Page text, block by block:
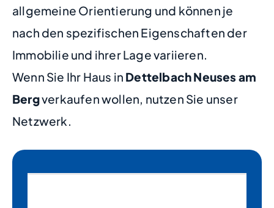
allgemeine Orientierung und können je
nach den spezifischen Eigenschaften der
Immobilie und ihrer Lage variieren.
Wenn Sie Ihr Haus in Dettelbach Neuses am
Bergverkaufen wollen, nutzen Sie unser
Netzwerk.